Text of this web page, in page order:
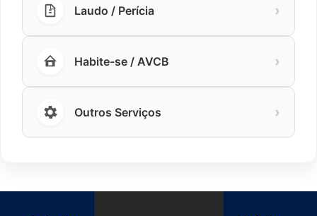
Laudo / Perícia ›
Habite-se / AVCB ›
Outros Serviços ›